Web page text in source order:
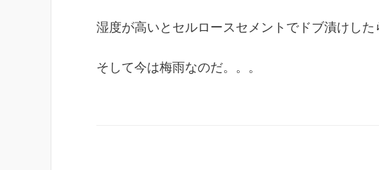
湿度が高いとセルロースセメントでドブ漬けした
そして今は梅雨なのだ。。。